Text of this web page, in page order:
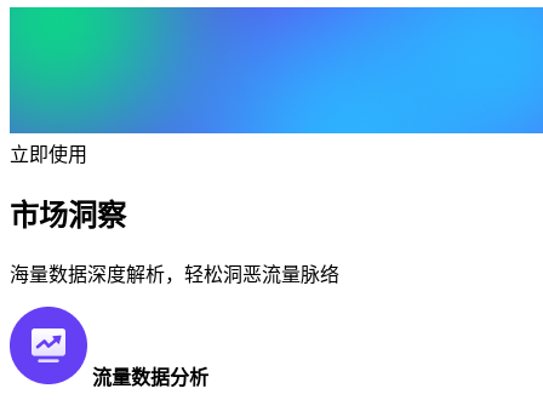
立即使用
市场洞察
海量数据深度解析，轻松洞恶流量脉络
流量数据分析